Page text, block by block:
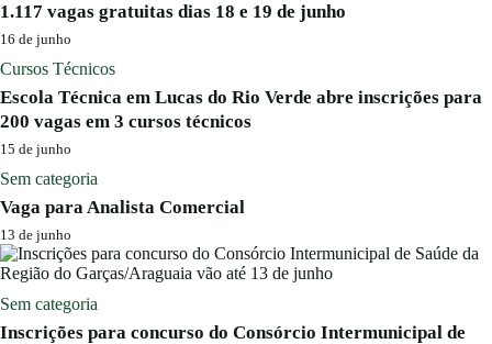
1.117 vagas gratuitas dias 18 e 19 de junho
16 de junho
Cursos Técnicos
Escola Técnica em Lucas do Rio Verde abre inscrições para
200 vagas em 3 cursos técnicos
15 de junho
Sem categoria
Vaga para Analista Comercial
13 de junho
Sem categoria
Inscrições para concurso do Consórcio Intermunicipal de